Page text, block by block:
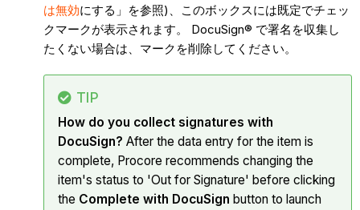
は無効にする」を参照)、このボックスには既定でチェッ
クマークが表示されます。 DocuSign® で署名を収集し
たくない場合は、マークを削除してください。
TIP
How do you collect signatures with
DocuSign? After the data entry for the item is
complete, Procore recommends changing the
item's status to 'Out for Signature' before clicking
the Complete with DocuSign button to launch